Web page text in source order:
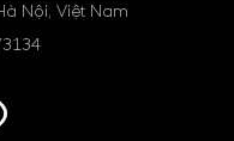
Nội, Việt Nam